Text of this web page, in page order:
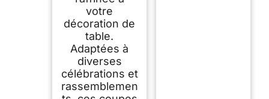
votre
décoration de
table.
Adaptées à
diverses
célébrations et
rassemblemen